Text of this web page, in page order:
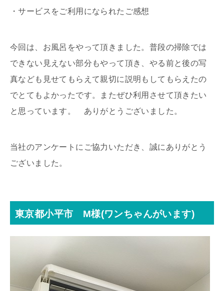
・サービスをご利用になられたご感想
今回は、お風呂をやって頂きました。普段の掃除では
できない見えない部分もやって頂き、やる前と後の写
真なども見せてもらえて親切に説明もしてもらえたの
でとてもよかったです。またぜひ利用させて頂きたい
と思っています。 ありがとうございました。
当社のアンケートにご協力いただき、誠にありがとう
ございました。
東京都小平市 M様(ワンちゃんがいます)